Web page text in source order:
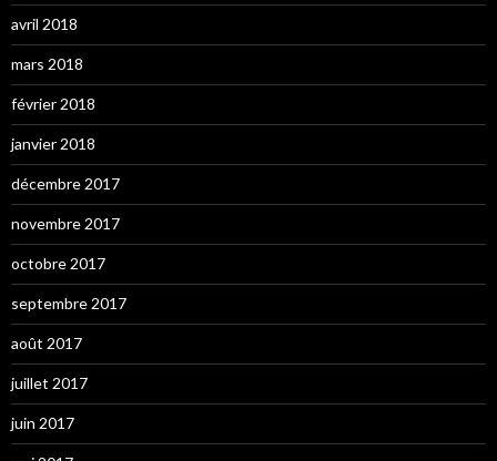
avril 2018
mars 2018
février 2018
janvier 2018
décembre 2017
novembre 2017
octobre 2017
septembre 2017
août 2017
juillet 2017
juin 2017